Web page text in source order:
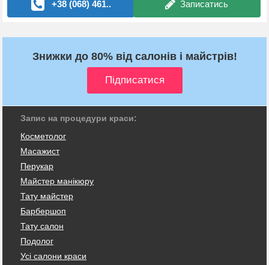
+38 (068) 461.. Записатись
Знижки до 80% від салонів і майстрів!
Запис на процедури краси:
Косметолог
Масажист
Перукар
Майстер манікюру
Тату майстер
Барбершоп
Тату салон
Подолог
Усі салони краси